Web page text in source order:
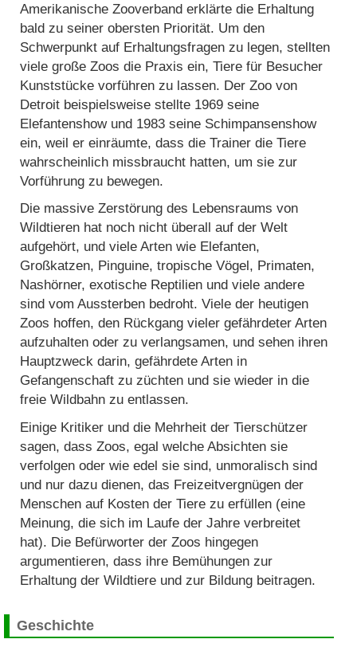
Amerikanische Zooverband erklärte die Erhaltung
bald zu seiner obersten Priorität. Um den
Schwerpunkt auf Erhaltungsfragen zu legen, stellten
viele große Zoos die Praxis ein, Tiere für Besucher
Kunststücke vorführen zu lassen. Der Zoo von
Detroit beispielsweise stellte 1969 seine
Elefantenshow und 1983 seine Schimpansenshow
ein, weil er einräumte, dass die Trainer die Tiere
wahrscheinlich missbraucht hatten, um sie zur
Vorführung zu bewegen.
Die massive Zerstörung des Lebensraums von
Wildtieren hat noch nicht überall auf der Welt
aufgehört, und viele Arten wie Elefanten,
Großkatzen, Pinguine, tropische Vögel, Primaten,
Nashörner, exotische Reptilien und viele andere
sind vom Aussterben bedroht. Viele der heutigen
Zoos hoffen, den Rückgang vieler gefährdeter Arten
aufzuhalten oder zu verlangsamen, und sehen ihren
Hauptzweck darin, gefährdete Arten in
Gefangenschaft zu züchten und sie wieder in die
freie Wildbahn zu entlassen.
Einige Kritiker und die Mehrheit der Tierschützer
sagen, dass Zoos, egal welche Absichten sie
verfolgen oder wie edel sie sind, unmoralisch sind
und nur dazu dienen, das Freizeitvergnügen der
Menschen auf Kosten der Tiere zu erfüllen (eine
Meinung, die sich im Laufe der Jahre verbreitet
hat). Die Befürworter der Zoos hingegen
argumentieren, dass ihre Bemühungen zur
Erhaltung der Wildtiere und zur Bildung beitragen.
Geschichte